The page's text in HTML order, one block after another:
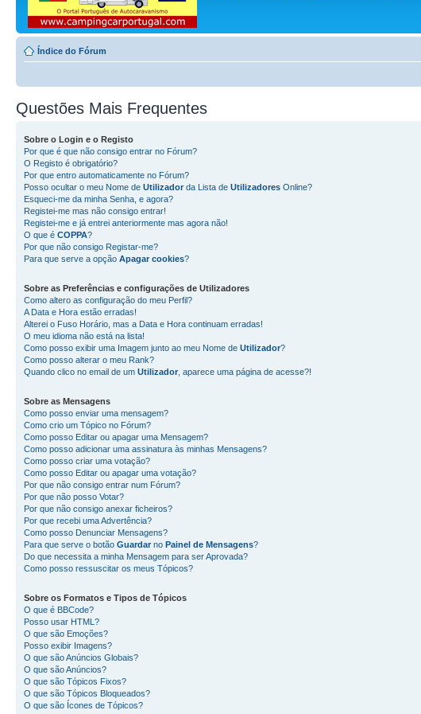
Índice do Fórum
Questões Mais Frequentes
Sobre o Login e o Registo
Por que é que não consigo entrar no Fórum?
O Registo é obrigatório?
Por que entro automaticamente no Fórum?
Posso ocultar o meu Nome de Utilizador da Lista de Utilizadores Online?
Esqueci-me da minha Senha, e agora?
Registei-me mas não consigo entrar!
Registei-me e já entrei anteriormente mas agora não!
O que é COPPA?
Por que não consigo Registar-me?
Para que serve a opção Apagar cookies?
Sobre as Preferências e configurações de Utilizadores
Como altero as configuração do meu Perfil?
A Data e Hora estão erradas!
Alterei o Fuso Horário, mas a Data e Hora continuam erradas!
O meu idioma não está na lista!
Como posso exibir uma Imagem junto ao meu Nome de Utilizador?
Como posso alterar o meu Rank?
Quando clico no email de um Utilizador , aparece uma página de acesse?!
Sobre as Mensagens
Como posso enviar uma mensagem?
Como crio um Tópico no Fórum?
Como posso Editar ou apagar uma Mensagem?
Como posso adicionar uma assinatura às minhas Mensagens?
Como posso criar uma votação?
Como posso Editar ou apagar uma votação?
Por que não consigo entrar num Fórum?
Por que não posso Votar?
Por que não consigo anexar ficheiros?
Por que recebi uma Advertência?
Como posso Denunciar Mensagens?
Para que serve o botão Guardar no Painel de Mensagens?
Do que necessita a minha Mensagem para ser Aprovada?
Como posso ressuscitar os meus Tópicos?
Sobre os Formatos e Tipos de Tópicos
O que é BBCode?
Posso usar HTML?
O que são Emoções?
Posso exibir Imagens?
O que são Anúncios Globais?
O que são Anúncios?
O que são Tópicos Fixos?
O que são Tópicos Bloqueados?
O que são Ícones de Tópicos?